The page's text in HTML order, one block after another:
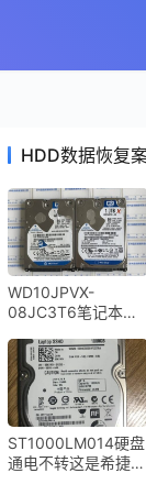
HDD数据恢复
WD10JPVX-
08JC3T6笔记本硬
打开盘数据恢复成功
ST1000LM014硬盘
通电不转这是希捷